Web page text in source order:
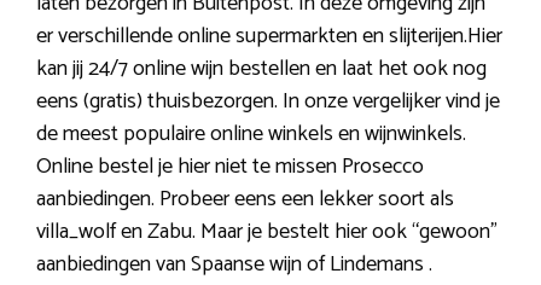
er verschillende online supermarkten en slijterijen.Hier
kan jij 24/7 online wijn bestellen en laat het ook nog
eens (gratis) thuisbezorgen. In onze vergelijker vind je
de meest populaire online winkels en wijnwinkels.
Online bestel je hier niet te missen Prosecco
aanbiedingen. Probeer eens een lekker soort als
villa_wolf en Zabu. Maar je bestelt hier ook “gewoon”
aanbiedingen van Spaanse wijn of Lindemans .